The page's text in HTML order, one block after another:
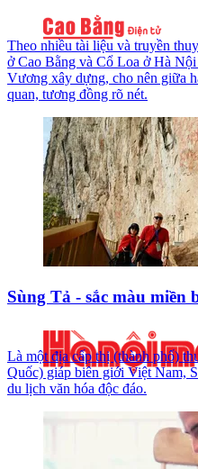
Theo nhiều tài liệu và truyền
ở Cao Bằng và Cổ Loa ở Hà
Vương xây dựng, cho nên giữa
quan, tương đồng rõ nét.
Sùng Tả - sắc màu miền
Là một địa cấp thị (thành phố)
Quốc) giáp biên giới Việt Nam,
du lịch văn hóa độc đáo.